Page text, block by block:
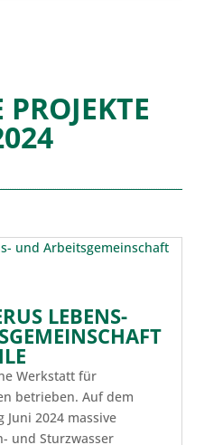
PROJEKTE
LEBENS-
Werkstatt für
betrieben. Auf dem
Juni 2024 massive
und Sturzwasser